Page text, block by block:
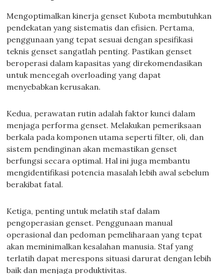
Mengoptimalkan kinerja genset Kubota membutuhkan
pendekatan yang sistematis dan efisien. Pertama,
penggunaan yang tepat sesuai dengan spesifikasi
teknis genset sangatlah penting. Pastikan genset
beroperasi dalam kapasitas yang direkomendasikan
untuk mencegah overloading yang dapat
menyebabkan kerusakan.
Kedua, perawatan rutin adalah faktor kunci dalam
menjaga performa genset. Melakukan pemeriksaan
berkala pada komponen utama seperti filter, oli, dan
sistem pendinginan akan memastikan genset
berfungsi secara optimal. Hal ini juga membantu
mengidentifikasi potencia masalah lebih awal sebelum
berakibat fatal.
Ketiga, penting untuk melatih staf dalam
pengoperasian genset. Penggunaan manual
operasional dan pedoman pemeliharaan yang tepat
akan meminimalkan kesalahan manusia. Staf yang
terlatih dapat merespons situasi darurat dengan lebih
baik dan menjaga produktivitas.